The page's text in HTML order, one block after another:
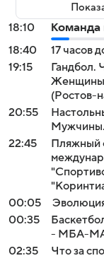
18:10
Команда
18:40
17 часов
19:15
Гандбол.
(Ростов-
20:55
Мужчины.
22:45
Пляжный
00:05
00:35
- МБА-
02:35
Что за